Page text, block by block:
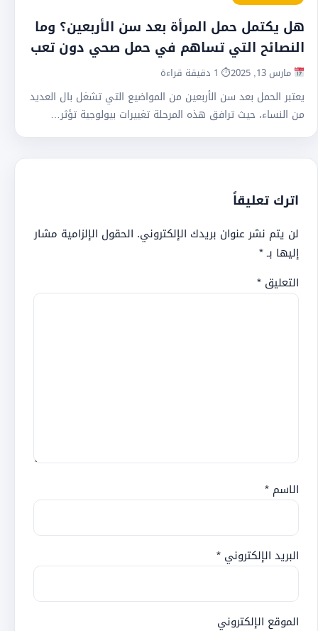
هل يكتمل حمل المرأة بعد سن الأربعين؟ وما
النصائح التي تساهم في حمل صحي دون تعب
مارس 13, 2025 ⏱ 1 دقيقة قراءة
يعتبر الحمل بعد سن الأربعين من المواضيع التي تشغل بال العديد
من النساء، حيث ترافق هذه المرحلة تغييرات بيولوجية تؤثر…
اترك تعليقاً
لن يتم نشر عنوان بريدك الإلكتروني. الحقول الإلزامية مشار
إليها بـ*
التعليق *
الاسم *
البريد الإلكتروني *
الموقع الإلكتروني